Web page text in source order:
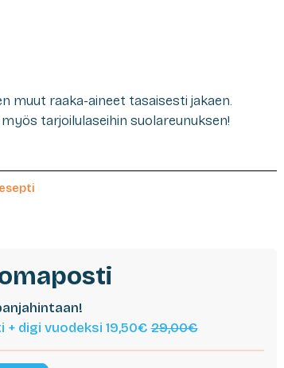
muut raaka-aineet tasaisesti jakaen.
tarjoilulaseihin suolareunuksen!
+ digi vuodeksi 19,50€29,00€